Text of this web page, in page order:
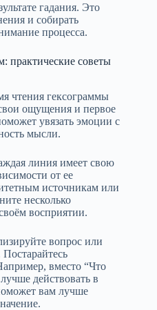
гадания. Это
и собирать
процесса.
практические советы
чтения гексограммы
ощущения и первое
увязать эмоции с
мысли.
линия имеет свою
от ее
источникам или
несколько
восприятии.
вопрос или
вместо “Что
действовать в
вам лучше